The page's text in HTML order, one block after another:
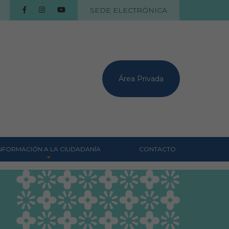
SEDE ELECTRÓNICA
Área Privada
A LA CIUDADANÍA
Centros veterinarios
Colegiados
Consejos para tus
mascotas
CONTACTO